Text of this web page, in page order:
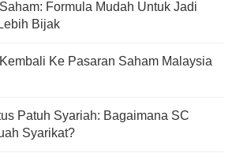
Formula Mudah Untuk Jadi
Bijak
Ke Pasaran Saham Malaysia
Patuh Syariah: Bagaimana SC
Syarikat?